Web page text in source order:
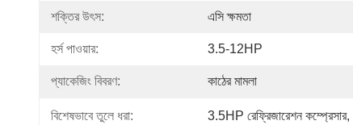
শক্তির উৎস: এসি ক্ষমতা
হর্স পাওয়ার: 3.5-12HP
প্যাকেজিং বিবরণ: কাঠের মামলা
বিশেষভাবে তুলে ধরা: 3.5HP রেফ্রিজারেশন কম্প্রেসার,